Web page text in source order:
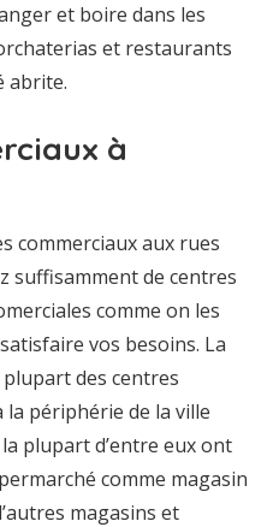
et boire dans les
et restaurants
abrite.
à
commerciaux aux rues
suffisamment de centres
comme on les
vos besoins. La
des centres
périphérie de la ville
plupart d’entre eux ont
comme magasin
magasins et